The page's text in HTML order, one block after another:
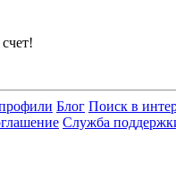
Блог Поиск в
Служба